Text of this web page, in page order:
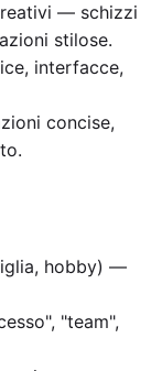
— schizzi
stilose.
interfacce,
concise,
hobby) —
"team",